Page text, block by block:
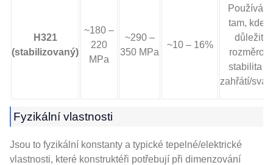
H321
(stabilizovaný)
~180 –
220
MPa
~290 –
350 MPa
~10 – 16%
Používá
tam, kde
důležitá
stabilita
zahřátí/
Fyzikální vlastnosti
Jsou to fyzikální konstanty a typické tepelné/elektrické
vlastnosti, které konstruktéři potřebují při dimenzování